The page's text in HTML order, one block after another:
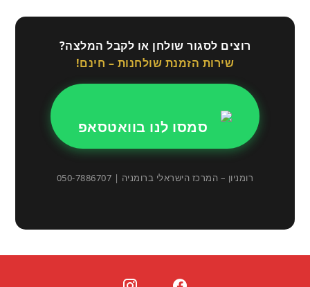
רוצים לסגור שולחן או לקבל המלצה?
שירות הזמנת שולחנות – חינם!
סמסו לנו בוואטסאפ
רומניון – המרכז הישראלי ברומניה | 050-7886707